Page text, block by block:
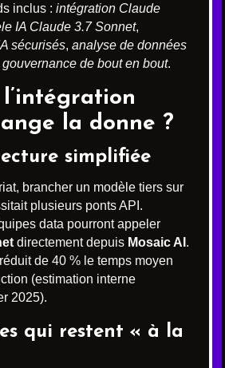
inclus : intégration Claude
IA Claude 3.7 Sonnet,
sécurisés, analyse de données
gouvernance de bout en bout.
l’intégration
la donne ?
simplifiée
brancher un modèle tiers sur
plusieurs ponts API.
data pourront appeler
directement depuis Mosaic AI .
de 40 % le temps moyen
(estimation interne
2025).
qui restent « à la